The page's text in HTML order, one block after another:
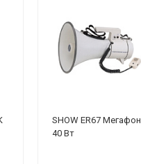
SHOW ER67 Мегафон
40 Вт